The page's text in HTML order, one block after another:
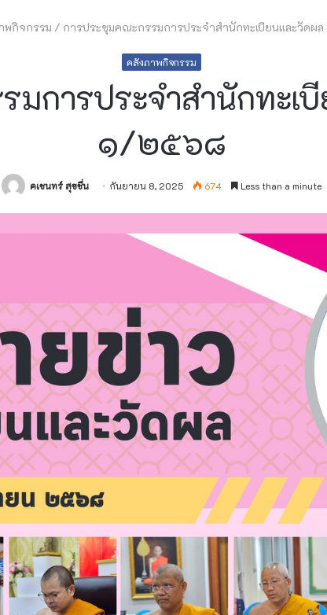
พกิจกรรม / การประชุมคณะกรรมการประจำสำนักทะเบียนและวัด
คลังภาพกิจกรรม
การประจำสำนักทะเ
๑/๒๕๖๘
คเชนทร์ สุขชื่น กันยายน 8, 2025 674 Less than a minute